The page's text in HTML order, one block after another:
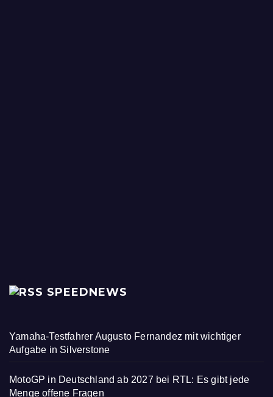
SPEEDNEWS
Yamaha-Testfahrer Augusto Fernandez mit wichtiger
Aufgabe in Silverstone
MotoGP in Deutschland ab 2027 bei RTL: Es gibt jede
Menge offene Fragen